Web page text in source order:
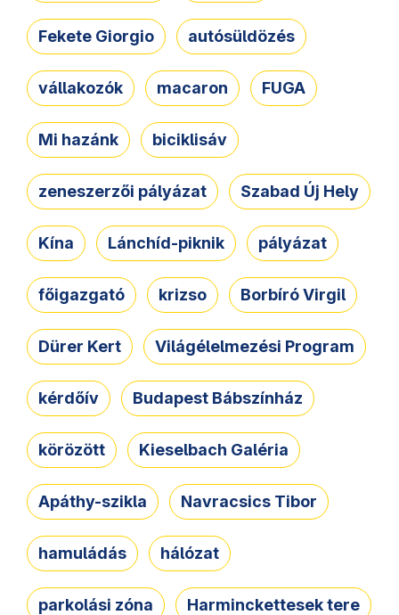
Fekete Giorgio autósüldözés
vállakozók macaron FUGA
Mi hazánk biciklisáv
zeneszerzői pályázat Szabad Új Hely
Kína Lánchíd-piknik pályázat
főigazgató krizso Borbíró Virgil
Dürer Kert Világélelmezési Program
kérdőív Budapest Bábszínház
körözött Kieselbach Galéria
Apáthy-szikla Navracsics Tibor
hamuládás hálózat
parkolási zóna Harminckettesek tere